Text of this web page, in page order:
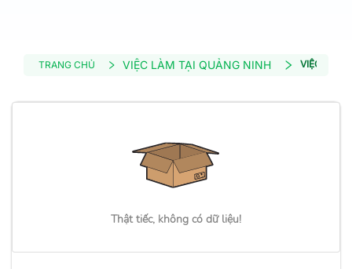
TRANG CHỦ VIỆC LÀM TẠI QUẢNG NINH VIỆC LÀM
Thật tiếc, không có dữ liệu!